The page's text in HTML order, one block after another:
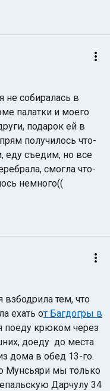
не собиралась в
палатки и моего
подарок ей в
получилось что-
еду съедим, но все
смогла что-
немного((
взбодрила тем, что
ехать от Багдогры в
поеду крюком через
доеду до места
дома в обед 13-го.
Мунсьяри мы только
Дарчулу 34